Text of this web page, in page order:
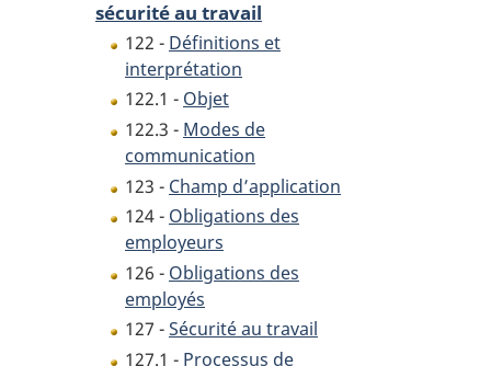
sécurité au travail
122 - Définitions et
interprétation
122.1 - Objet
122.3 - Modes de
communication
123 - Champ d’application
124 - Obligations des
employeurs
126 - Obligations des
employés
127 -Sécurité au travail
127.1 - Processus de